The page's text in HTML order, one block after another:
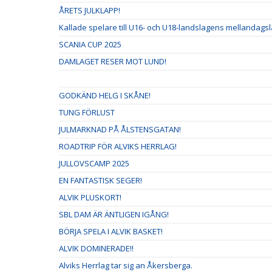
ÅRETS JULKLAPP!
Kallade spelare till U16- och U18-landslagens
SCANIA CUP 2025
DAMLAGET RESER MOT LUND!
GODKÄND HELG I SKÅNE!
TUNG FÖRLUST
JULMARKNAD PÅ ÅLSTENSGATAN!
ROADTRIP FÖR ALVIKS HERRLAG!
JULLOVSCAMP 2025
EN FANTASTISK SEGER!
ALVIK PLUSKORT!
SBL DAM ÄR ÄNTLIGEN IGÅNG!
BÖRJA SPELA I ALVIK BASKET!
ALVIK DOMINERADE!!
Alviks Herrlag tar sig an Åkersberga.